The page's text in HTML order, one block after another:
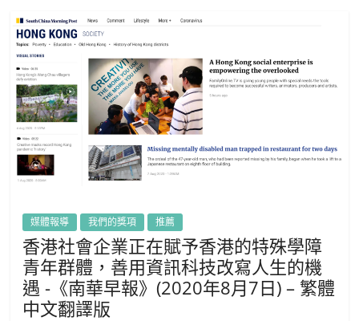
媒體報導 我們的獎項 推薦
香港社會企業正在賦予香港的特殊學障
青年群體，善用資訊科技改寫人生的機
遇 -《南華早報》(2020年8月7日) – 繁體
中文翻譯版